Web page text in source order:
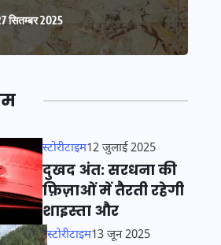
सितम्बर 2025
स्टोरीटाइम12 जुलाई 2025
दुखद अंत: सरधना की
फ़िज़ाओं में तैरती रहेगी
शाइस्ता और
स्टोरीटाइम13 जून 2025